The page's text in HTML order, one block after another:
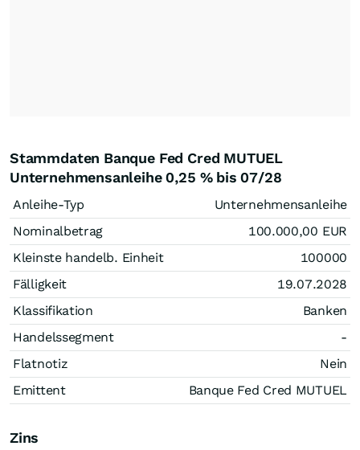
Stammdaten Banque Fed Cred MUTUEL
Unternehmensanleihe 0,25 % bis 07/28
Anleihe-Typ
Unternehmensanleihe
Nominalbetrag
100.000,00 EUR
Kleinste handelb. Einheit
100000
Fälligkeit
19.07.2028
Klassifikation
Banken
Handelssegment
-
Flatnotiz
Nein
Emittent
Banque Fed Cred MUTUEL
Zins